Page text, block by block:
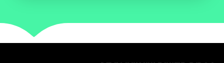
האגדית, והכול מתכוננים אל הקרב